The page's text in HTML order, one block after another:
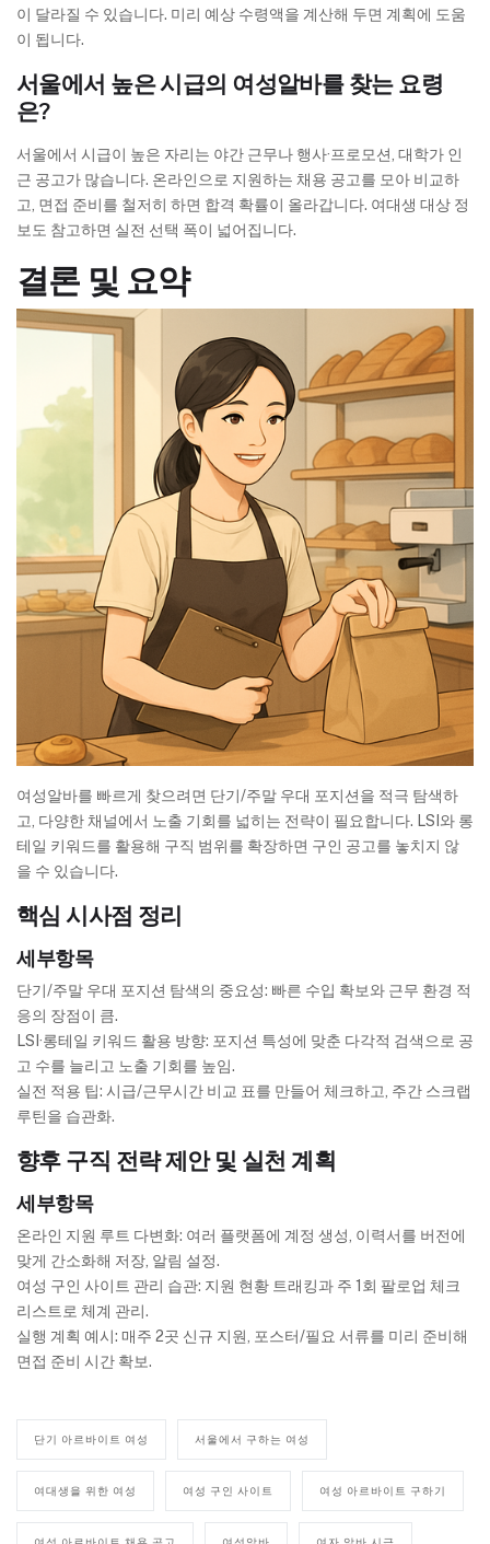
이 달라질 수 있습니다. 미리 예상 수령액을 계산해 두면 계획에 도움
이 됩니다.
서울에서 높은 시급의 여성알바를 찾는 요령
은?
서울에서 시급이 높은 자리는 야간 근무나 행사·프로모션, 대학가 인
근 공고가 많습니다. 온라인으로 지원하는 채용 공고를 모아 비교하
고, 면접 준비를 철저히 하면 합격 확률이 올라갑니다. 여대생 대상 정
보도 참고하면 실전 선택 폭이 넓어집니다.
결론 및 요약
여성알바를 빠르게 찾으려면 단기/주말 우대 포지션을 적극 탐색하
고, 다양한 채널에서 노출 기회를 넓히는 전략이 필요합니다. LSI와 롱
테일 키워드를 활용해 구직 범위를 확장하면 구인 공고를 놓치지 않
을 수 있습니다.
핵심 시사점 정리
세부항목
단기/주말 우대 포지션 탐색의 중요성: 빠른 수입 확보와 근무 환경 적
응의 장점이 큼.
LSI·롱테일 키워드 활용 방향: 포지션 특성에 맞춘 다각적 검색으로 공
고 수를 늘리고 노출 기회를 높임.
실전 적용 팁: 시급/근무시간 비교 표를 만들어 체크하고, 주간 스크랩
루틴을 습관화.
향후 구직 전략 제안 및 실천 계획
세부항목
온라인 지원 루트 다변화: 여러 플랫폼에 계정 생성, 이력서를 버전에
맞게 간소화해 저장, 알림 설정.
여성 구인 사이트 관리 습관: 지원 현황 트래킹과 주 1회 팔로업 체크
리스트로 체계 관리.
실행 계획 예시: 매주 2곳 신규 지원, 포스터/필요 서류를 미리 준비해
면접 준비 시간 확보.
단기 아르바이트 여성 서울에서 구하는 여성
여대생을 위한 여성 여성 구인 사이트 여성 아르바이트 구하기